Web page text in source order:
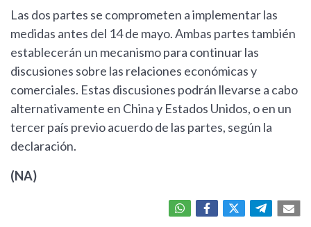
Las dos partes se comprometen a implementar las
medidas antes del 14 de mayo. Ambas partes también
establecerán un mecanismo para continuar las
discusiones sobre las relaciones económicas y
comerciales. Estas discusiones podrán llevarse a cabo
alternativamente en China y Estados Unidos, o en un
tercer país previo acuerdo de las partes, según la
declaración.
(NA)